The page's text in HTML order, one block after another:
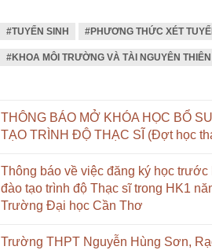
#TUYỂN SINH #PHƯƠNG THỨC XÉT
#KHOA MÔI TRƯỜNG VÀ TÀI NGUYÊN THIÊN
THÔNG BÁO MỞ KHÓA HỌC BỔ
TẠO TRÌNH ĐỘ THẠC SĨ (Đợt học
Thông báo về việc đăng ký học
đào tạo trình độ Thạc sĩ trong HK1
Trường Đại học Cần Thơ
Trường THPT Nguyễn Hùng Sơn,